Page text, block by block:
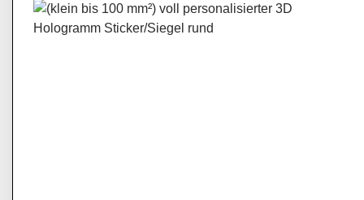
Bildergalerie überspringen